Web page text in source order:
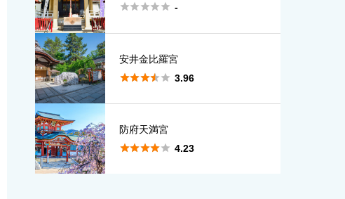
 -
安井金比羅宮
 3.96
防府天満宮
 4.23